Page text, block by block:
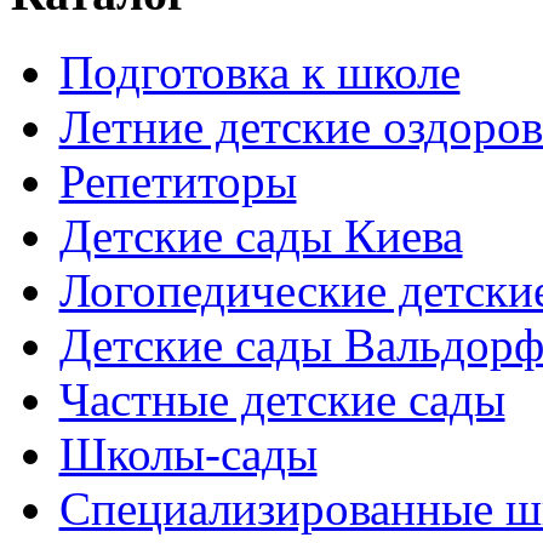
Подготовка к школе
Летние детские
Репетиторы
Детские сады Киева
Логопедические
Детские сады
Частные детские сады
Школы-сады
Cпециализированные